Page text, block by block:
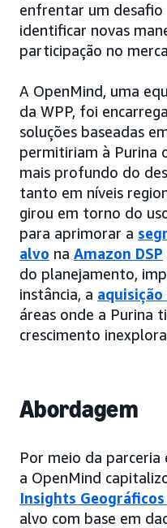
enfrentar um desafio
identificar novas
participação no
A OpenMind, uma
da WPP, foi
soluções baseadas
permitiriam à Purina
mais profundo do
tanto em níveis
girou em torno do
para aprimorar a
alvo na Amazon DSP
do planejamento,
instância, a
áreas onde a Purina
crescimento
Abordagem
Por meio da parceria
a OpenMind
Insights Geográficos
alvo com base em